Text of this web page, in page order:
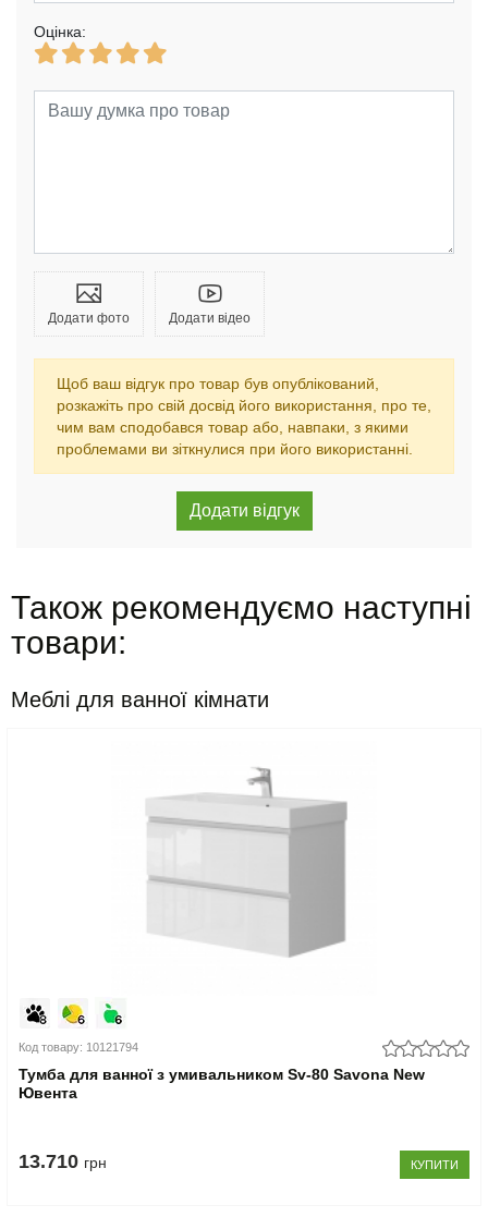
Оцінка:
Додати фото Додати відео
Щоб ваш відгук про товар був опублікований,
розкажіть про свій досвід його використання, про те,
чим вам сподобався товар або, навпаки, з якими
проблемами ви зіткнулися при його використанні.
Також рекомендуємо наступні
товари:
Меблі для ванної кімнати
Код товару: 10121794
Тумба для ванної з умивальником Sv-80 Savona New
Ювента
13.710 грн КУПИТИ